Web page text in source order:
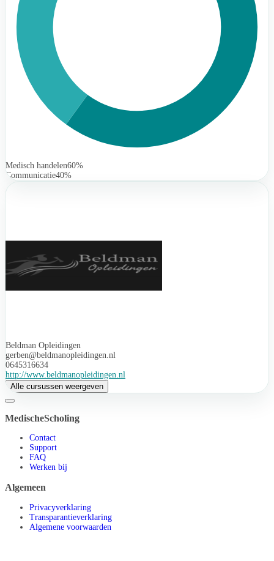
Medisch handelen60%
Communicatie40%
Beldman Opleidingen
gerben@beldmanopleidingen.nl
0645316634
http://www.beldmanopleidingen.nl
Alle cursussen weergeven
MedischeScholing
Contact
Support
FAQ
Werken bij
Algemeen
Privacyverklaring
Transparantieverklaring
Algemene voorwaarden